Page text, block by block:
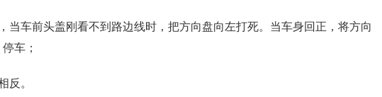
当车前头盖刚看不到路边线时，把方向盘向左打死。当车身回正，将方向
车；
反。